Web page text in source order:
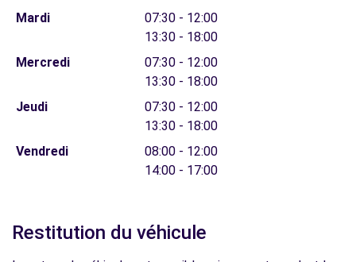
Mardi
07:30 - 12:00
13:30 - 18:00
Mercredi
07:30 - 12:00
13:30 - 18:00
Jeudi
07:30 - 12:00
13:30 - 18:00
Vendredi
08:00 - 12:00
14:00 - 17:00
Restitution du véhicule